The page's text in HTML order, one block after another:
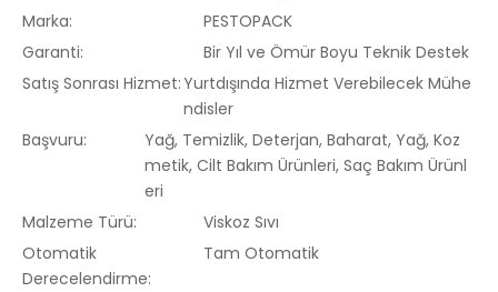
Marka:
PESTOPACK
Garanti:
Bir Yıl ve Ömür Boyu Teknik Destek
Satış Sonrası Hizmet:Yurtdışında Hizmet Verebilecek Mühe
ndisler
Başvuru:
Yağ, Temizlik, Deterjan, Baharat, Yağ, Koz
metik, Cilt Bakım Ürünleri, Saç Bakım Ürünl
eri
Malzeme Türü:
Viskoz Sıvı
Otomatik
Derecelendirme:
Tam Otomatik